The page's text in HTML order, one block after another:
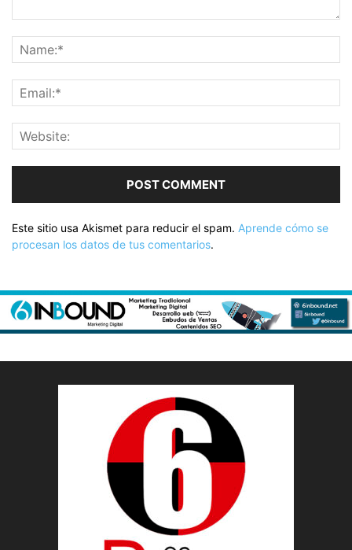
Este sitio usa Akismet para reducir el spam. Aprende cómo se
procesan los datos de tus comentarios.